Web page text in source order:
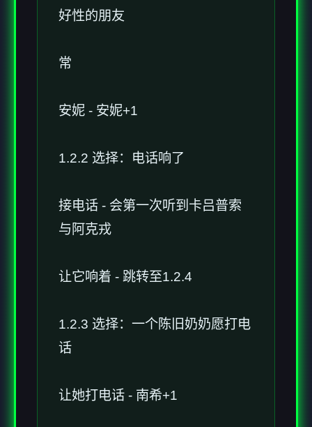
好性的朋友
常
安妮 - 安妮+1
1.2.2 选择：电话响了
接电话 - 会第一次听到卡吕普索
与阿克戎
让它响着 - 跳转至1.2.4
1.2.3 选择：一个陈旧奶奶愿打电
话
让她打电话 - 南希+1